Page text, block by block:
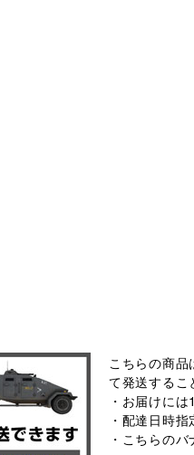
こちらの商
て発送するこ
・お届けに
・配達日時
・こちらの